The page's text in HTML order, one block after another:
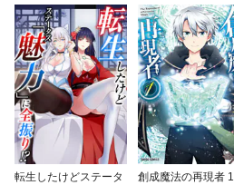
転生したけどステータ
創成魔法の再現者 1